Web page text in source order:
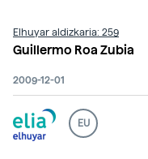
Elhuyar aldizkaria: 259
Guillermo Roa Zubia
2009-12-01
EU